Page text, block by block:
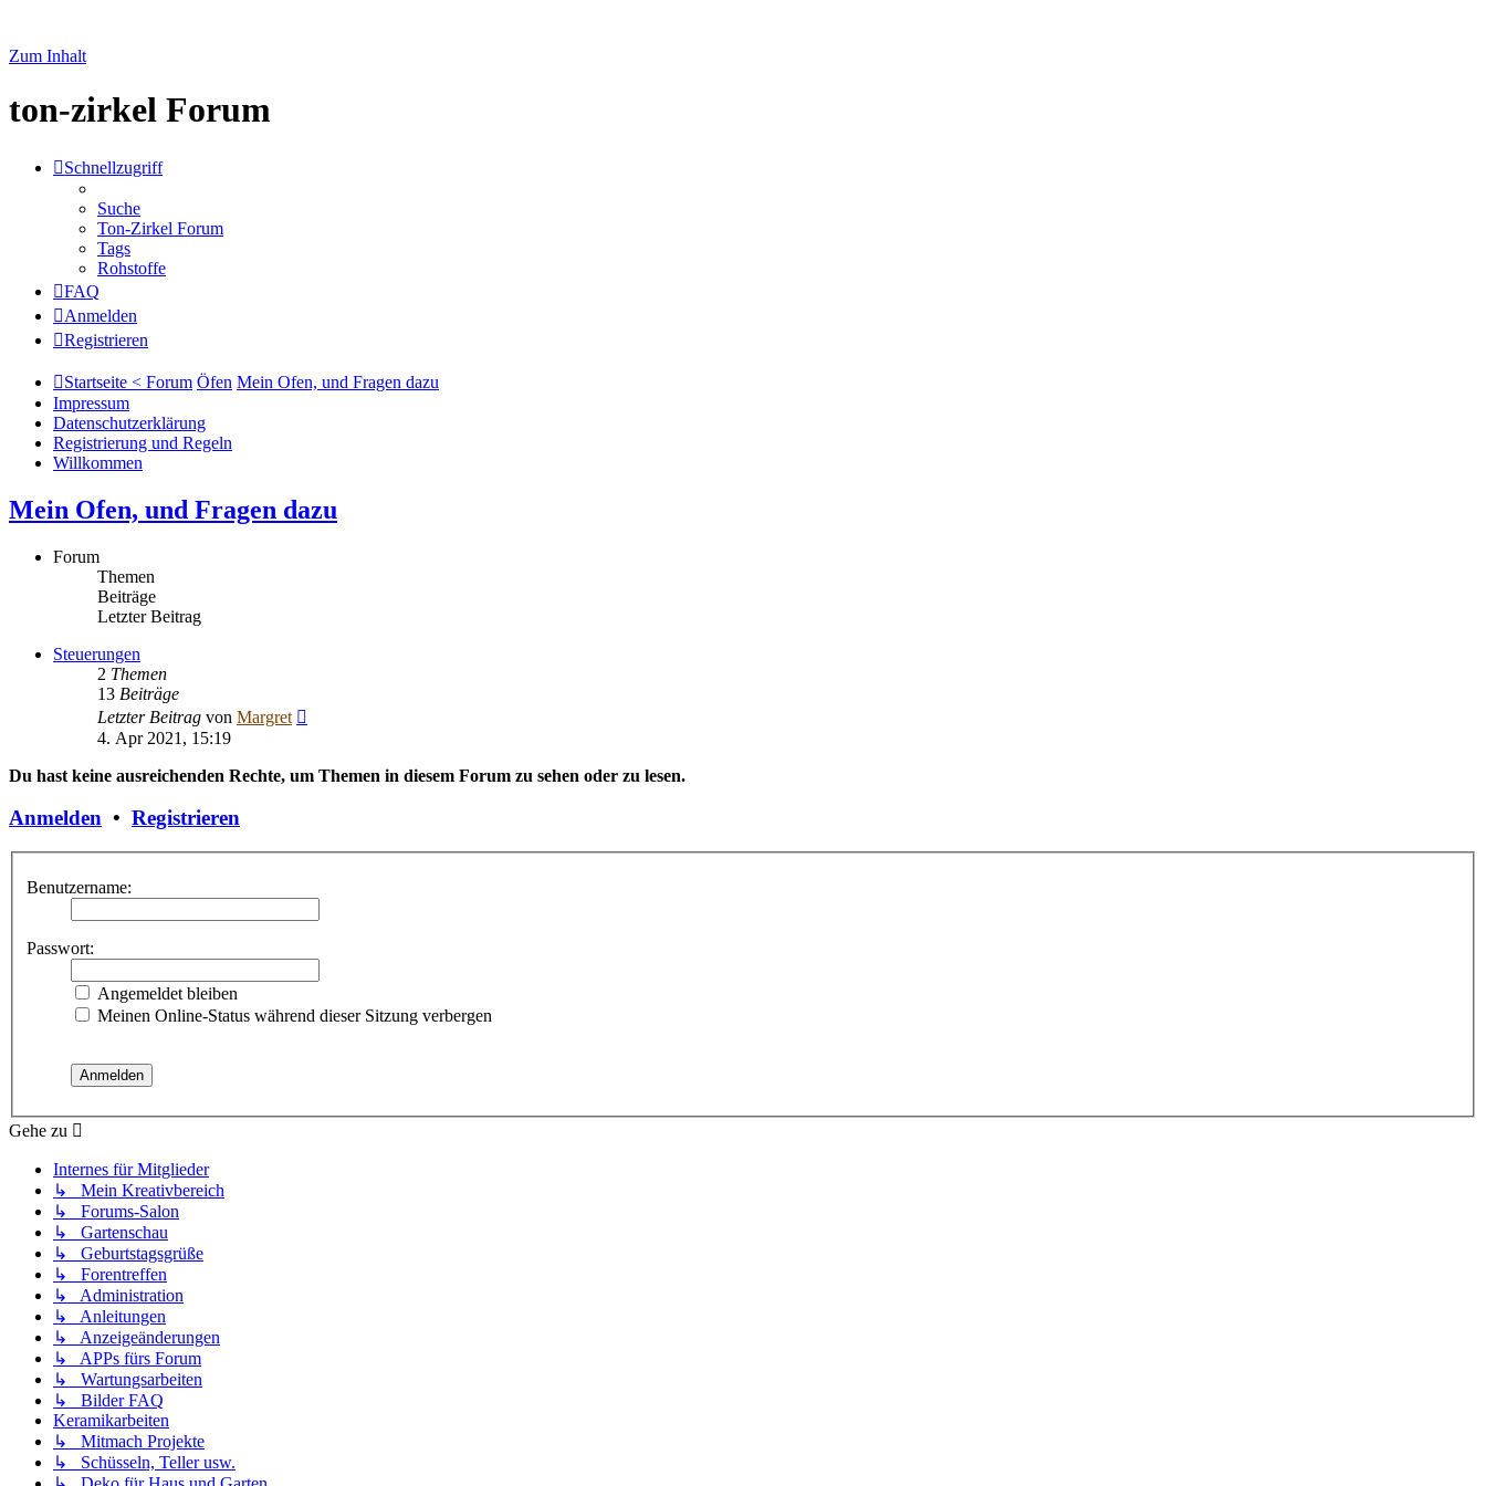
Zum Inhalt
ton-zirkel Forum
Schnellzugriff
Suche
Ton-Zirkel Forum
Tags
Rohstoffe
FAQ
Anmelden
Registrieren
Startseite < Forum Öfen Mein Ofen, und Fragen dazu
Impressum
Datenschutzerklärung
Registrierung und Regeln
Willkommen
Mein Ofen, und Fragen dazu
Forum
Themen
Beiträge
Letzter Beitrag
Steuerungen
2 Themen
13 Beiträge
Letzter Beitrag von Margret
4. Apr 2021, 15:19
Du hast keine ausreichenden Rechte, um Themen in diesem Forum zu sehen oder zu lesen.
Anmelden • Registrieren
Benutzername:
Passwort:
Angemeldet bleiben
Meinen Online-Status während dieser Sitzung verbergen
Gehe zu
Internes für Mitglieder
↳ Mein Kreativbereich
↳ Forums-Salon
↳ Gartenschau
↳ Geburtstagsgrüße
↳ Forentreffen
↳ Administration
↳ Anleitungen
↳ Anzeigeänderungen
↳ APPs fürs Forum
↳ Wartungsarbeiten
↳ Bilder FAQ
Keramikarbeiten
↳ Mitmach Projekte
↳ Schüsseln, Teller usw.